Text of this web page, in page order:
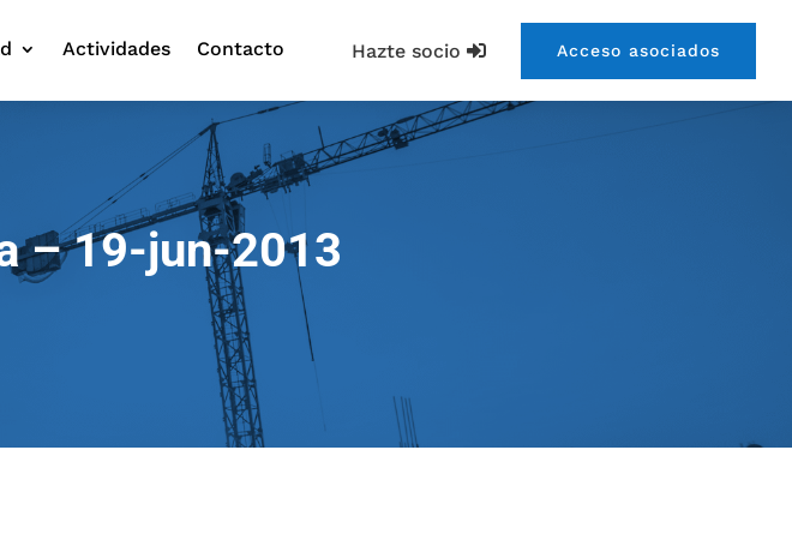
Hazte socio Acceso asociados
Actividades Contacto
– 19-jun-2013